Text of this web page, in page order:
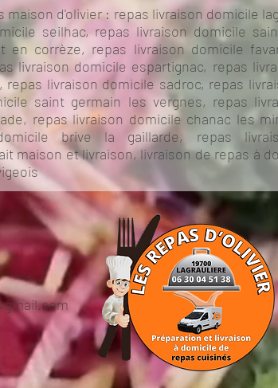
maison d'olivier : repas livraison domicile
seilhac, repas livraison domicile
en corrèze, repas livraison domicile
livraison domicile espartignac, repas
livraison domicile sadroc, repas
saint germain les vergnes, repas
repas livraison domicile chanac les
brive la gaillarde, repas
maison et livraison, livraison de repas à